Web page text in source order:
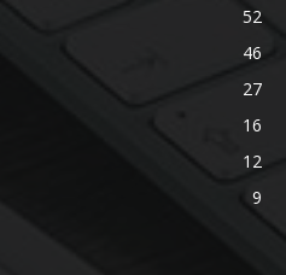
52
46
27
16
12
9